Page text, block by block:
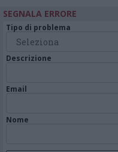
SEGNALA ERRORE
Tipo di problema
Descrizione
Email
Nome